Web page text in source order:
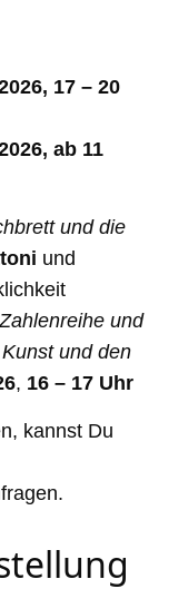
17 – 20
ab 11
und die
und
und
und den
, 16 – 17 Uhr
kannst Du